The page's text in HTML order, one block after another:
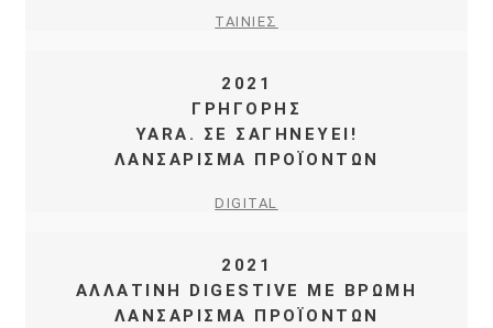
ΤΑΙΝΙΕΣ
2021
ΓΡΗΓΟΡΗΣ
YARA. ΣΕ ΣΑΓΗΝΕΥΕΙ!
ΛΑΝΣΑΡΙΣΜΑ ΠΡΟΪΟΝΤΩΝ
DIGITAL
2021
ΑΛΛΑΤΙΝΗ DIGESTIVE ΜΕ ΒΡΩΜΗ
ΛΑΝΣΑΡΙΣΜΑ ΠΡΟÏΟΝΤΩΝ